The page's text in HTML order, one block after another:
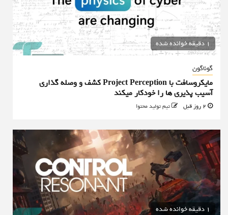
1 دقیقه خوانده شده
گوناگون
مایکروسافت با Project Perception کشف و وصله گذاری
آسیب پذیری ها را خودکار میکند
تیم تولید محتوا
1 دقیقه خوانده شده